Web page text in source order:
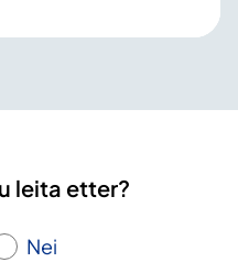
leita etter?
Nei